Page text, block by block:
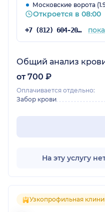
Московские ворота
Откроется в 08:00
+7 (812) 604-20-38
Общий анализ
от 700 ₽
Оплачивается отдельно:
Забор крови
На эту услугу
Узкопрофильная